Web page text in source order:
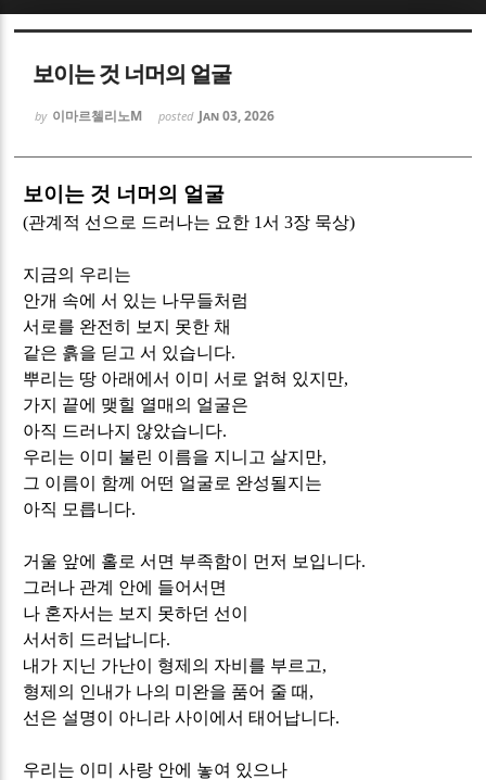
보이는 것 너머의 얼굴
by 이마르첼리노M posted Jan 03, 2026
보이는 것 너머의 얼굴
(관계적 선으로 드러나는 요한 1서3장 묵상)
지금의 우리는
안개 속에 서 있는 나무들처럼
서로를 완전히 보지 못한 채
같은 흙을 딛고 서 있습니다.
뿌리는 땅 아래에서 이미 서로 얽혀 있지만,
가지 끝에 맺힐 열매의 얼굴은
아직 드러나지 않았습니다.
우리는 이미 불린 이름을 지니고 살지만,
그 이름이 함께 어떤 얼굴로 완성될지는
아직 모릅니다.
거울 앞에 홀로 서면 부족함이 먼저 보입니다.
그러나 관계 안에 들어서면
나 혼자서는 보지 못하던 선이
서서히 드러납니다.
내가 지닌 가난이 형제의 자비를 부르고,
형제의 인내가 나의 미완을 품어 줄 때 ,
선은 설명이 아니라 사이에서 태어납니다.
우리는 이미 사랑 안에 놓여 있으나
Sketchbook5, 스케치북5
Sketchbook5, 스케치북5
Sketchbook5, 스케치북5
Sketchbook5, 스케치북5